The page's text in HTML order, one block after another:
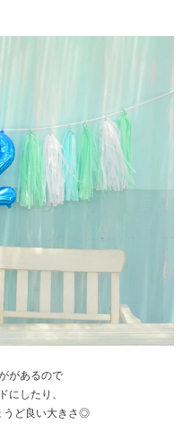
があるので
にしたり、
うど良い大きさ◎